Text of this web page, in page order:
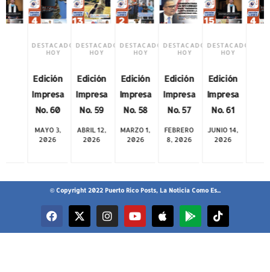
DESTACADO
HOY
Edición
Impresa
No. 59
ABRIL 12,
2026
DESTACADO
HOY
Edición
Impresa
No. 58
MARZO 1,
2026
DESTACADO
HOY
Edición
Impresa
No. 57
FEBRERO
8, 2026
DESTACADO
HOY
Edición
Impresa
No. 61
JUNIO 14,
2026
DESTACADO
HOY
Edición
Impresa
No. 60
MAYO 3,
2026
© Copyright 2022 Puerto Rico Posts, La Noticia Como Es...